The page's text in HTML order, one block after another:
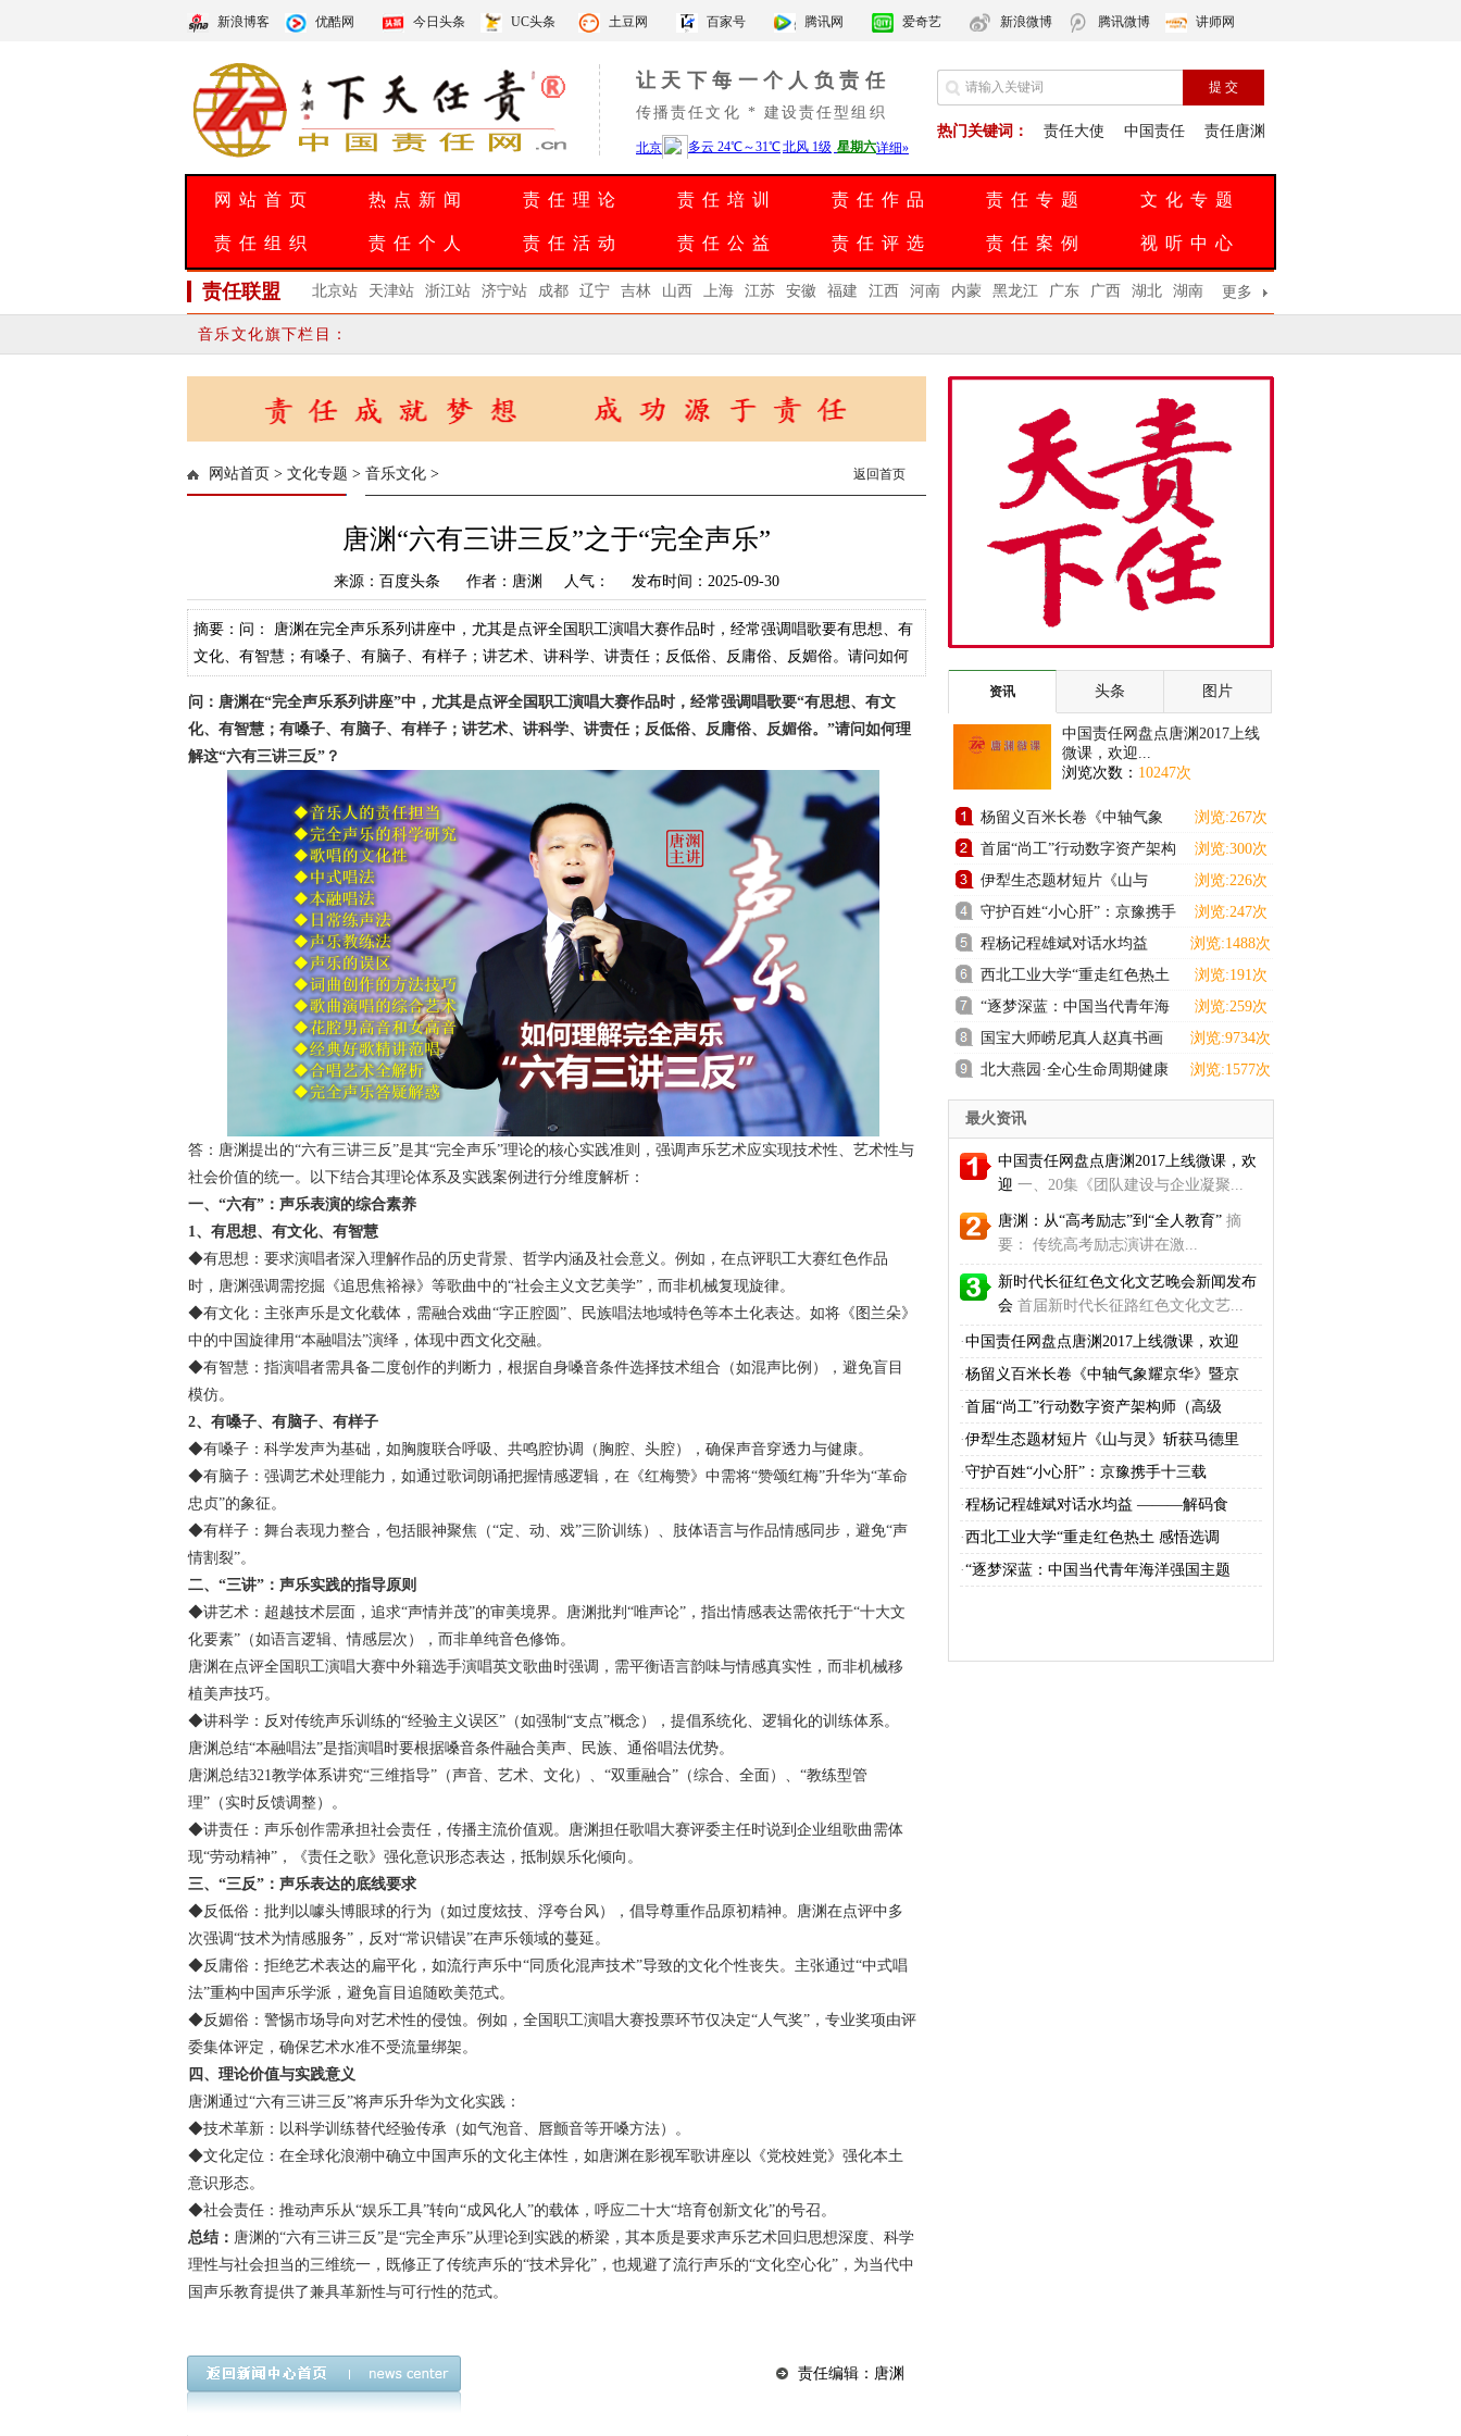
新浪博客 优酷网 今日头条 UC头条 土豆网 百家号 腾讯网 爱奇艺 新浪微博 腾讯微博 讲师网
让天下每一个人负责任
传播责任文化 * 建设责任型组织
热门关键词：
责任大使 中国责任 责任唐渊
网站首页 热点新闻 责任理论 责任培训 责任作品 责任专题 文化专题
责任组织 责任个人 责任活动 责任公益 责任评选 责任案例 视听中心
责任联盟 北京站 天津站 浙江站 济宁站 成都 辽宁 吉林 山西 上海 江苏 安徽 福建 江西 河南 内蒙 黑龙江 广东 广西 湖北 湖南 更多
音乐文化旗下栏目：
网站首页 > 文化专题 > 音乐文化 > 返回首页
唐渊“六有三讲三反”之于“完全声乐”
来源：百度头条 作者：唐渊 人气： 发布时间：2025-09-30
摘要：问： 唐渊在完全声乐系列讲座中，尤其是点评全国职工演唱大赛作品时，经常强调唱歌要有思想、有
文化、有智慧；有嗓子、有脑子、有样子；讲艺术、讲科学、讲责任；反低俗、反庸俗、反媚俗。请问如何
问： 唐渊在“完全声乐系列讲座”中，尤其是点评全国职工演唱大赛作品时，经常强调唱歌要“有思想、有文
化、有智慧；有嗓子、有脑子、有样子；讲艺术、讲科学、讲责任；反低俗、反庸俗、反媚俗。”请问如何理
解这“六有三讲三反”？
答：唐渊提出的“六有三讲三反”是其“完全声乐”理论的核心实践准则，强调声乐艺术应实现技术性、艺术性与
社会价值的统一。以下结合其理论体系及实践案例进行分维度解析：
一、“六有”：声乐表演的综合素养​
1、 有思想、有文化、有智慧​​
​​◆有思想：要求演唱者深入理解作品的历史背景、哲学内涵及社会意义。例如，在点评职工大赛红色作品
时，唐渊强调需挖掘《追思焦裕禄》等歌曲中的“社会主义文艺美学”，而非机械复现旋律。
​​◆有文化：主张声乐是文化载体，需融合戏曲“字正腔圆”、民族唱法地域特色等本土化表达。如将《图兰朵》
中的中国旋律用“本融唱法”演绎，体现中西文化交融。
​​◆有智慧：指演唱者需具备二度创作的判断力，根据自身嗓音条件选择技术组合（如混声比例），避免盲目
模仿。
2、 有嗓子、有脑子、有样子​
​​◆有嗓子：科学发声为基础，如胸腹联合呼吸、共鸣腔协调（胸腔、头腔），确保声音穿透力与健康。
​​◆有脑子：强调艺术处理能力，如通过歌词朗诵把握情感逻辑，在《红梅赞》中需将“赞颂红梅”升华为“革命
忠贞”的象征。
​​◆有样子：舞台表现力整合，包括眼神聚焦（“定、动、戏”三阶训练）、肢体语言与作品情感同步，避免“声
情割裂”。
二、“三讲”：声乐实践的指导原则
​​◆讲艺术：超越技术层面，追求“声情并茂”的审美境界。唐渊批判“唯声论”，指出情感表达需依托于“十大文
化要素”（如语言逻辑、情感层次），而非单纯音色修饰。
唐渊在点评全国职工演唱大赛中外籍选手演唱英文歌曲时强调，需平衡语言韵味与情感真实性，而非机械移
植美声技巧。
​​◆讲科学：反对传统声乐训练的“经验主义误区”（如强制“支点”概念），提倡系统化、逻辑化的训练体系。
​​唐渊总结“本融唱法”是指演唱时要根据嗓音条件融合美声、民族、通俗唱法优势。
​​唐渊总结321教学体系讲究“三维指导”（声音、艺术、文化）、“双重融合”（综合、全面）、“教练型管
理”（实时反馈调整）。
​​◆讲责任：声乐创作需承担社会责任，传播主流价值观。唐渊担任歌唱大赛评委主任时说到企业组歌曲需体
现“劳动精神”，《责任之歌》强化意识形态表达，抵制娱乐化倾向。
三、“三反”：声乐表达的底线要求
​​◆反低俗：批判以噱头博眼球的行为（如过度炫技、浮夸台风），倡导尊重作品原初精神。唐渊在点评中多
次强调“技术为情感服务”，反对“常识错误”在声乐领域的蔓延。
​​◆反庸俗：拒绝艺术表达的扁平化，如流行声乐中“同质化混声技术”导致的文化个性丧失。主张通过“中式唱
法”重构中国声乐学派，避免盲目追随欧美范式。
​​◆反媚俗：警惕市场导向对艺术性的侵蚀。例如，全国职工演唱大赛投票环节仅决定“人气奖”，专业奖项由评
委集体评定，确保艺术水准不受流量绑架。
四、理论价值与实践意义
唐渊通过“六有三讲三反”将声乐升华为文化实践：
​​◆技术革新：以科学训练替代经验传承（如气泡音、唇颤音等开嗓方法）。
​​◆文化定位：在全球化浪潮中确立中国声乐的文化主体性，如唐渊在影视军歌讲座以《党校姓党》强化本土
意识形态。
​​◆社会责任：推动声乐从“娱乐工具”转向“成风化人”的载体，呼应二十大“培育创新文化”的号召。
总结： 唐渊的“六有三讲三反”是“完全声乐”从理论到实践的桥梁，其本质是要求声乐艺术回归思想深度、科学
理性与社会担当的三维统一，既修正了传统声乐的“技术异化”，也规避了流行声乐的“文化空心化”，为当代中
国声乐教育提供了兼具革新性与可行性的范式。
责任编辑：唐渊
资讯 头条 图片
中国责任网盘点唐渊2017上线
微课，欢迎...
浏览次数： 10247次
杨留义百米长卷《中轴气象
耀京华》暨京城胜景展
浏览:267次
首届“尚工”行动数字资产架构
师（高级）能力提
浏览:300次
伊犁生态题材短片《山与
灵》斩获马德里国际独立
浏览:226次
守护百姓“小心肝”：京豫携手
十三载 名医下沉惠
浏览:247次
程杨记程雄斌对话水均益
———解码食养中小企
浏览:1488次
西北工业大学“重走红色热土
感悟选调担当”实践
浏览:191次
“逐梦深蓝：中国当代青年海
洋强国主题设计巡展
浏览:259次
国宝大师崂尼真人赵真书画
拍卖、收藏
浏览:9734次
北大燕园·全心生命周期健康
学院正式启动:
浏览:1577次
最火资讯
中国责任网盘点唐渊2017上线微课，欢
迎 一、20集《团队建设与企业凝聚...
唐渊：从“高考励志”到“全人教育” 摘
要： 传统高考励志演讲在激...
新时代长征红色文化文艺晚会新闻发布
会 首届新时代长征路红色文化文艺...
·中国责任网盘点唐渊2017上线微课，欢迎
·杨留义百米长卷《中轴气象耀京华》暨京
·首届“尚工”行动数字资产架构师（高级
·伊犁生态题材短片《山与灵》斩获马德里
·守护百姓“小心肝”：京豫携手十三载
·程杨记程雄斌对话水均益 ———解码食
·西北工业大学“重走红色热土 感悟选调
·“逐梦深蓝：中国当代青年海洋强国主题